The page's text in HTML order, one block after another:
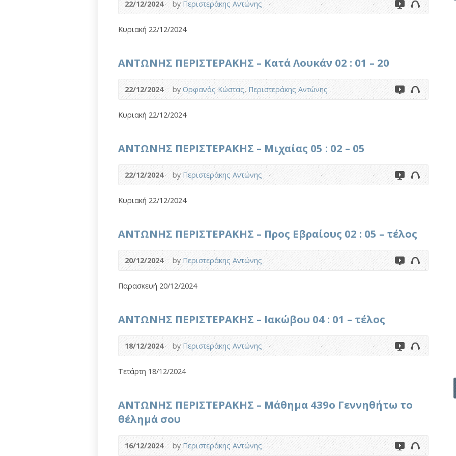
22/12/2024 byΠεριστεράκης Αντώνης
Κυριακή 22/12/2024
ΑΝΤΩΝΗΣ ΠΕΡΙΣΤΕΡΑΚΗΣ – Κατά Λουκάν 02 : 01 – 20
22/12/2024 byΟρφανός Κώστας, Περιστεράκης Αντώνης
Κυριακή 22/12/2024
ΑΝΤΩΝΗΣ ΠΕΡΙΣΤΕΡΑΚΗΣ – Μιχαίας 05 : 02 – 05
22/12/2024 byΠεριστεράκης Αντώνης
Κυριακή 22/12/2024
ΑΝΤΩΝΗΣ ΠΕΡΙΣΤΕΡΑΚΗΣ – Προς Εβραίους 02 : 05 – τέλος
20/12/2024 byΠεριστεράκης Αντώνης
Παρασκευή 20/12/2024
ΑΝΤΩΝΗΣ ΠΕΡΙΣΤΕΡΑΚΗΣ – Ιακώβου 04 : 01 – τέλος
18/12/2024 byΠεριστεράκης Αντώνης
Τετάρτη 18/12/2024
ΑΝΤΩΝΗΣ ΠΕΡΙΣΤΕΡΑΚΗΣ – Μάθημα 439ο Γεννηθήτω το
θέλημά σου
16/12/2024 byΠεριστεράκης Αντώνης